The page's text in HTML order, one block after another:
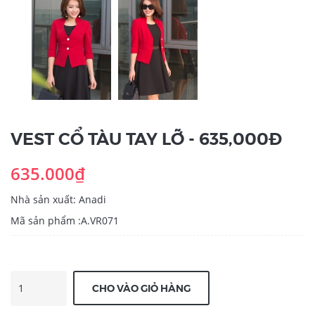
VEST CỔ TÀU TAY LỠ - 635,000Đ
635.000₫
Nhà sản xuất: Anadi
Mã sản phẩm :A.VR071
CHO VÀO GIỎ HÀNG